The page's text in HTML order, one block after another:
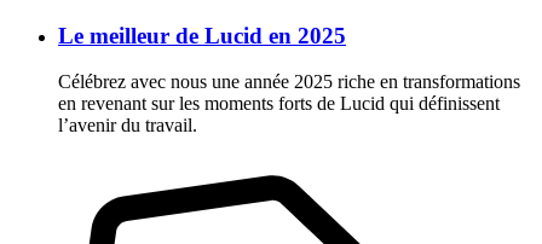
Le meilleur de Lucid en 2025
Célébrez avec nous une année 2025 riche en transformations
en revenant sur les moments forts de Lucid qui définissent
l’avenir du travail.